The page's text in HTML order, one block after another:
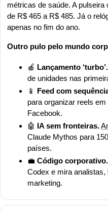
métricas de saúde. A
de R$ 465 a R$ 485. Já o
apenas no fim do ano.
Outro pulo pelo mundo
🍎 Lançamento ‘turbo’.
de unidades nas
📱
Feed com
para organizar reels
Facebook.
🤖 IA sem fronteiras.
Claude Mythos para
países.
💼 Código corporativo.
Codex e mira
marketing.